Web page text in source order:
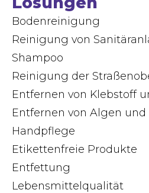
Bodenreinigung
Reinigung von
Shampoo
Reinigung der
Entfernen von Klebstoff
Entfernen von Algen und
Handpflege
Etikettenfreie Produkte
Entfettung
Lebensmittelqualität